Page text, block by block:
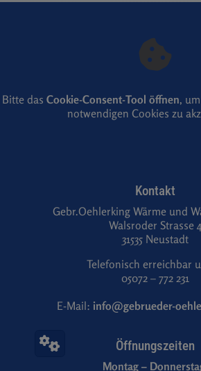
Bitte das Cookie-Consent-Tool öffnen,
notwendigen Cookies zu
Footer - Kontaktdaten und
Kontakt
Gebr.Oehlerking Wärme und
Walsroder Strasse 4
31535 Neustadt
Telefonisch erreichbar
05072 – 772 231
E-Mail: info@gebrueder-
Öffnungszeiten
Montag –